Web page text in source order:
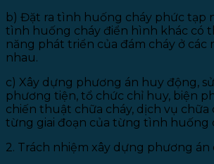
b) Đặt ra tình huống cháy phức tạp
tình huống cháy điển hình khác có
năng phát triển của đám cháy ở các
nhau.
c) Xây dựng phương án huy động,
phương tiện, tổ chức chỉ huy, biện
chiến thuật chữa cháy, dịch vụ chữa
từng giai đoạn của từng tình huống
2. Trách nhiệm xây dựng phương án